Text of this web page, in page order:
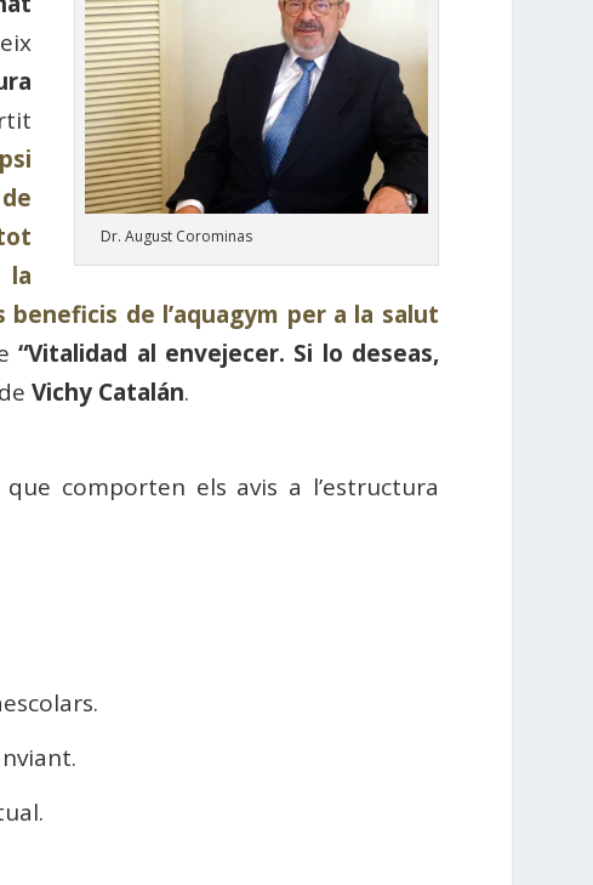
Dr. August Corominas
la
beneficis de l’aquagym per a la salut
“Vitalidad al envejecer. Si lo deseas,
Vichy Catalán.
que comporten els avis a l’estructura